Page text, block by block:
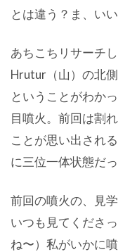
とは違う？ま、いい
あちこちリサーチ
Hrutur（山）の北
ということがわか
目噴火。前回は割
ことが思い出され
に三位一体状態だっ
前回の噴火の、見
いつも見てくださ
ね〜）私がいかに